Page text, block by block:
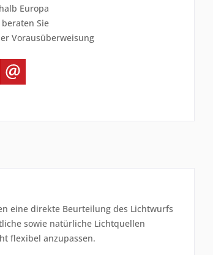
Europa
Sie
Vorausüberweisung
eine direkte Beurteilung des Lichtwurfs
sowie natürliche Lichtquellen
flexibel anzupassen.